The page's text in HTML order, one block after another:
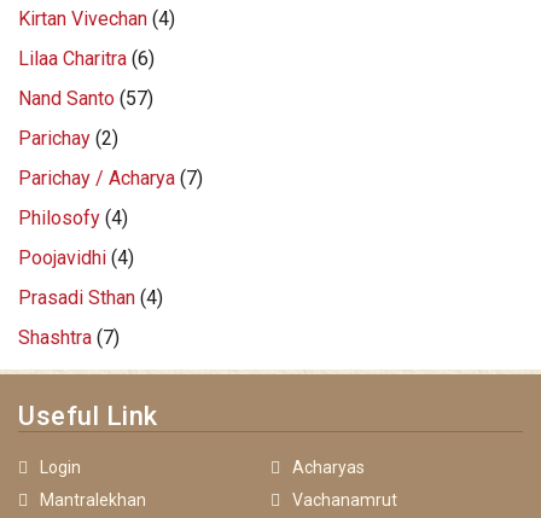
Kirtan Vivechan (4)
Lilaa Charitra (6)
Nand Santo (57)
Parichay (2)
Parichay / Acharya (7)
Philosofy (4)
Poojavidhi (4)
Prasadi Sthan (4)
Shashtra (7)
Useful Link
Login
Acharyas
Mantralekhan
Vachanamrut